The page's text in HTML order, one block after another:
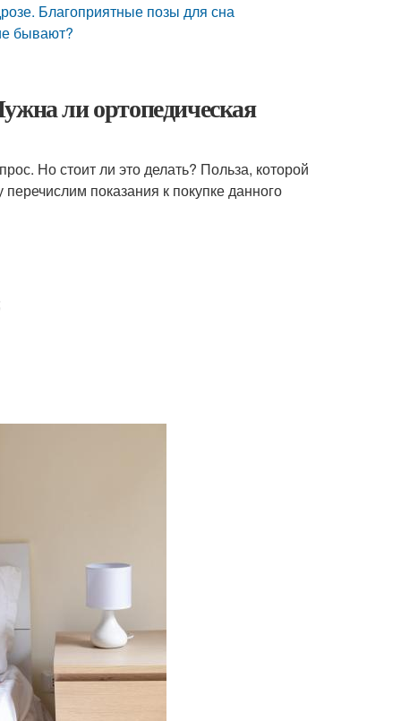
Благоприятные позы для сна
бывают?
ли ортопедическая
Но стоит ли это делать? Польза, которой
показания к покупке данного